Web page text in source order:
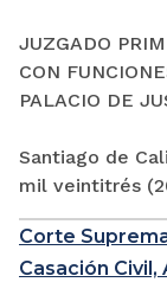
JUZGADO
CON
PALACIO DE
Santiago de
mil veintitrés
Corte
Casación Civil,